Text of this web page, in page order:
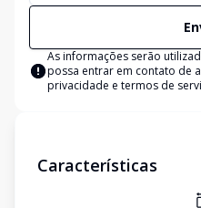
As informações serão
possa entrar em contato de
privacidade e termos de
Características